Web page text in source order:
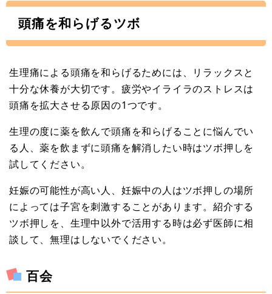
頭痛を和らげるツボ
生理痛による頭痛を和らげるためには、リラックスと
十分な休養が大切です。疲労やイライラのストレスは
頭痛を拡大させる原因の1つです。
生理の度に薬を飲んで頭痛を和らげることに悩んでい
る人、薬を飲まずに頭痛を解消したい時はツボ押しを
試してください。
妊娠の可能性が高い人、妊娠中の人はツボ押しの場所
によっては子宮を刺激することがあります。紹介する
ツボ押しを、生理中以外で活用する時は必ず医師に相
談して、無理はしないでください。
百会